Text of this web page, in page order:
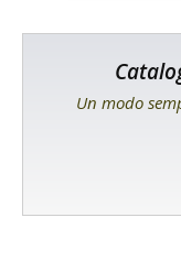
Un modo